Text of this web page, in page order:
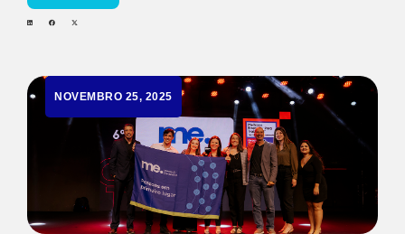
NOVEMBRO 25, 2025